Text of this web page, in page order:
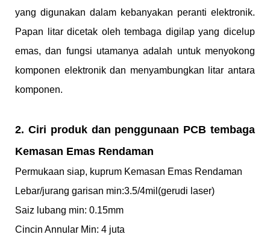
yang digunakan dalam kebanyakan peranti elektronik.
Papan litar dicetak oleh tembaga digilap yang dicelup
emas, dan fungsi utamanya adalah untuk menyokong
komponen elektronik dan menyambungkan litar antara
komponen.
2. Ciri produk dan penggunaan PCB tembaga
Kemasan Emas Rendaman
Permukaan siap, kuprum Kemasan Emas Rendaman
Lebar/jurang garisan min:3.5/4mil(gerudi laser)
Saiz lubang min: 0.15mm
Cincin Annular Min: 4 juta